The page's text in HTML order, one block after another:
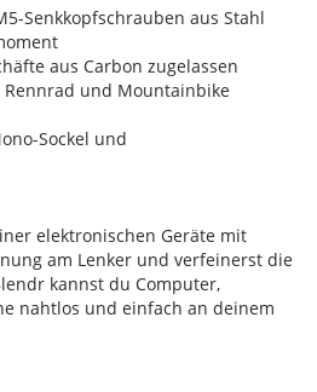
Senkkopfschrauben aus Stahl
aus Carbon zugelassen
und Mountainbike
Sockel und
elektronischen Geräte mit
am Lenker und verfeinerst die
kannst du Computer,
nahtlos und einfach an deinem